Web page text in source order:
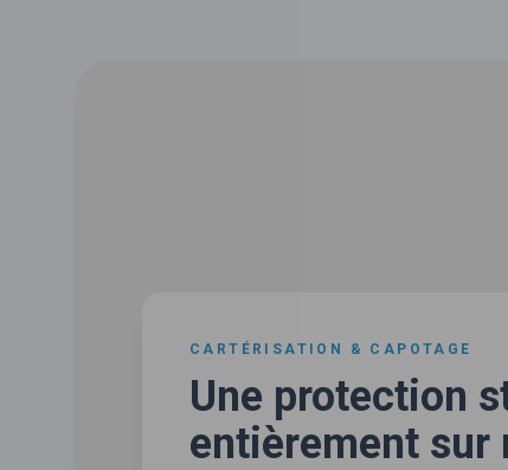
CARTÉRISATION & CAPOTAGE
Une protection
entièrement sur